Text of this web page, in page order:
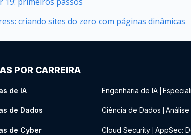
criando sites do zero com páginas dinâmicas
POR CARREIRA
de IA Engenharia de IA
de Dados Ciência de Dados
de Cyber Cloud Security AppSec: